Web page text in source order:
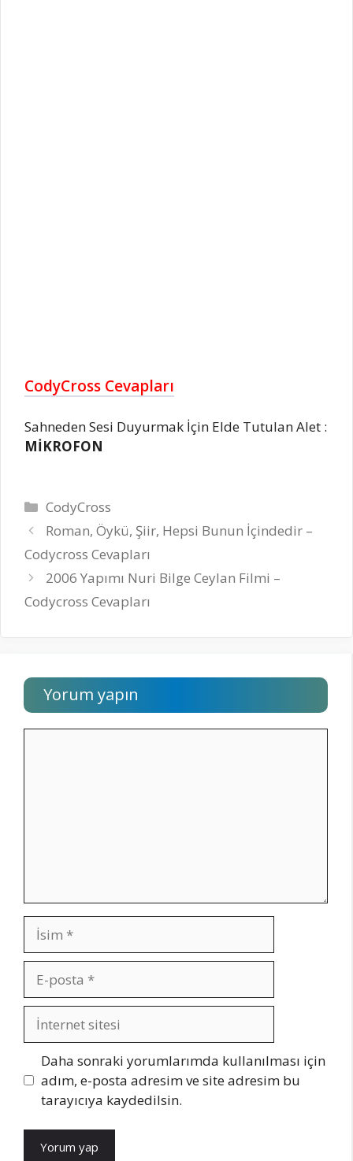
CodyCross Cevapları
Sahneden Sesi Duyurmak İçin Elde Tutulan Alet :
MİKROFON
Kategoriler
CodyCross
Roman, Öykü, Şiir, Hepsi Bunun İçindedir –
Codycross Cevapları
2006 Yapımı Nuri Bilge Ceylan Filmi –
Codycross Cevapları
Yorum yapın
İsim
posta
İnternet
sitesi
Daha sonraki yorumlarımda kullanılması için
adım, e-posta adresim ve site adresim bu
tarayıcıya kaydedilsin.